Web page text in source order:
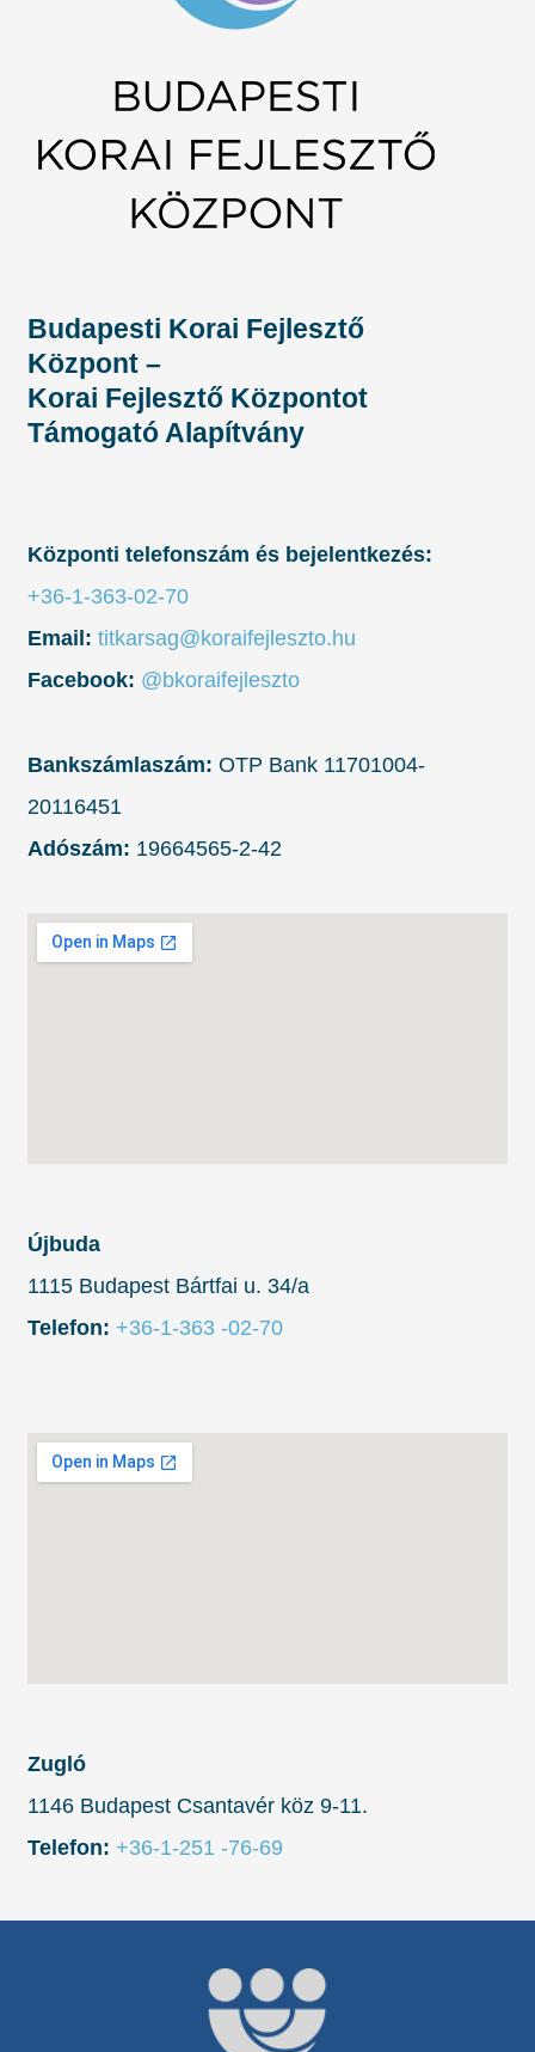
Budapesti Korai Fejlesztő
Központ –
Korai Fejlesztő Központot
Támogató Alapítvány
Központi telefonszám és bejelentkezés:
+36-1-363-02-70
Email: titkarsag@koraifejleszto.hu
Facebook: @bkoraifejleszto
Bankszámlaszám: OTP Bank 11701004-
20116451
Adószám: 19664565-2-42
Újbuda
1115 Budapest Bártfai u. 34/a
Telefon: +36-1-363 -02-70
Zugló
1146 Budapest Csantavér köz 9-11.
Telefon: +36-1-251 -76-69